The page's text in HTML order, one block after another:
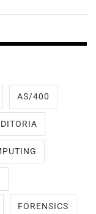
AS/400
FORENSICS